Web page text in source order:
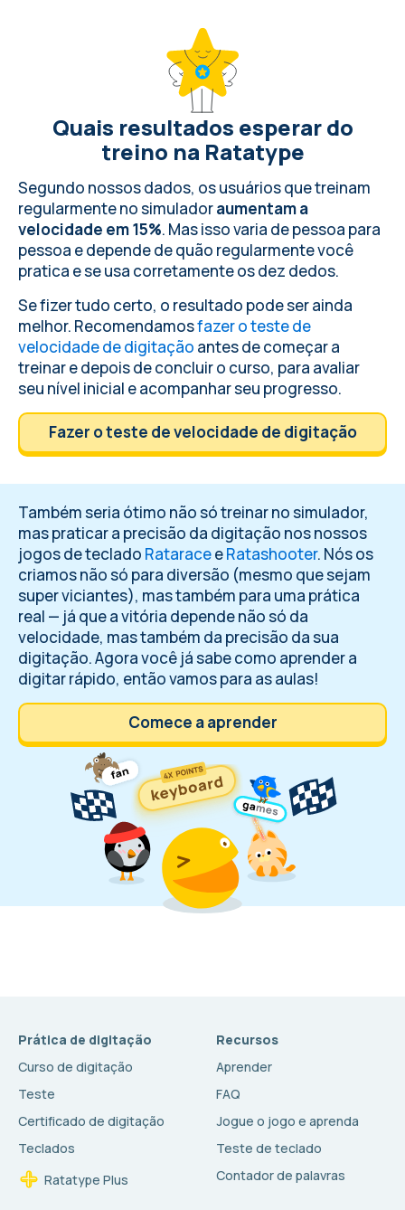
Quais resultados esperar do
treino na Ratatype
Segundo nossos dados, os usuários que treinam
regularmente no simuladoraumentam a
velocidade em 15%. Mas isso varia de pessoa para
pessoa e depende de quão regularmente você
pratica e se usa corretamente os dez dedos.
Se fizer tudo certo, o resultado pode ser ainda
melhor. Recomendamosfazer o teste de
velocidade de digitação antes de começar a
treinar e depois de concluir o curso, para avaliar
seu nível inicial e acompanhar seu progresso.
Fazer o teste de velocidade de digitação
Também seria ótimo não só treinar no simulador,
mas praticar a precisão da digitação nos nossos
jogos de teclado RataraceeRatashooter. Nós os
criamos não só para diversão (mesmo que sejam
super viciantes), mas também para uma prática
real — já que a vitória depende não só da
velocidade, mas também da precisão da sua
digitação. Agora você já sabe como aprender a
digitar rápido, então vamos para as aulas!
Comece a aprender
Prática de digitação
Curso de digitação
Teste
Certificado de digitação
Teclados
Ratatype Plus
Recursos
Aprender
FAQ
Jogue o jogo e aprenda
Teste de teclado
Contador de palavras